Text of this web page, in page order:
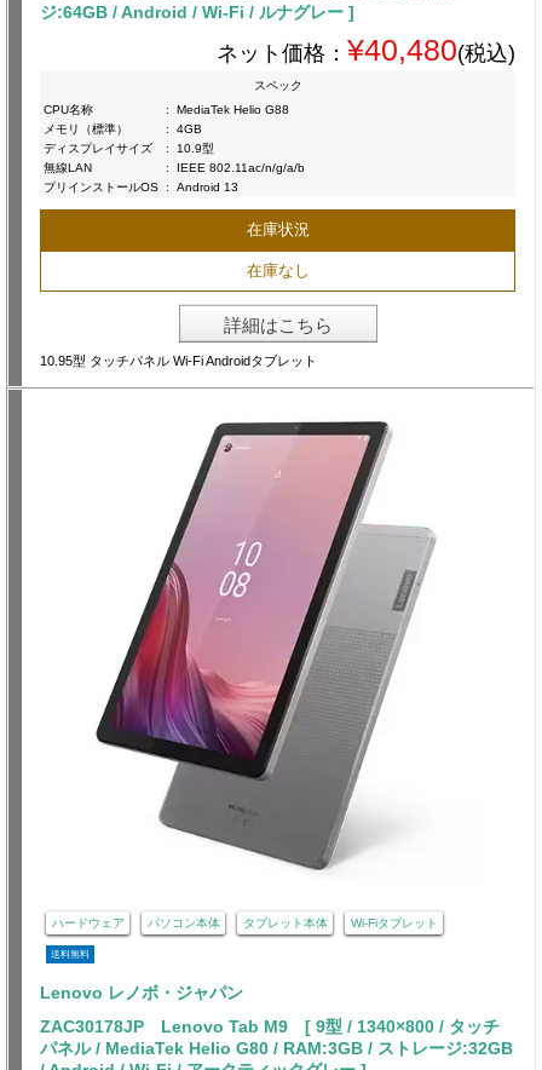
ジ:64GB / Android / Wi-Fi / ルナグレー ]
ネット価格： ¥40,480(税込)
スペック
CPU名称
:
MediaTek Helio G88
メモリ（標準）
:
4GB
ディスプレイサイズ
:
10.9型
無線LAN
:
IEEE 802.11ac/n/g/a/b
プリインストールOS : Android 13
在庫状況
在庫なし
詳細はこちら
10.95型 タッチパネル Wi-Fi Androidタブレット
ハードウェア パソコン本体 タブレット本体 Wi-Fiタブレット
送料無料
Lenovo レノボ・ジャパン
ZAC30178JP Lenovo Tab M9 [ 9型 / 1340×800 / タッチ
パネル / MediaTek Helio G80 / RAM:3GB / ストレージ:32GB